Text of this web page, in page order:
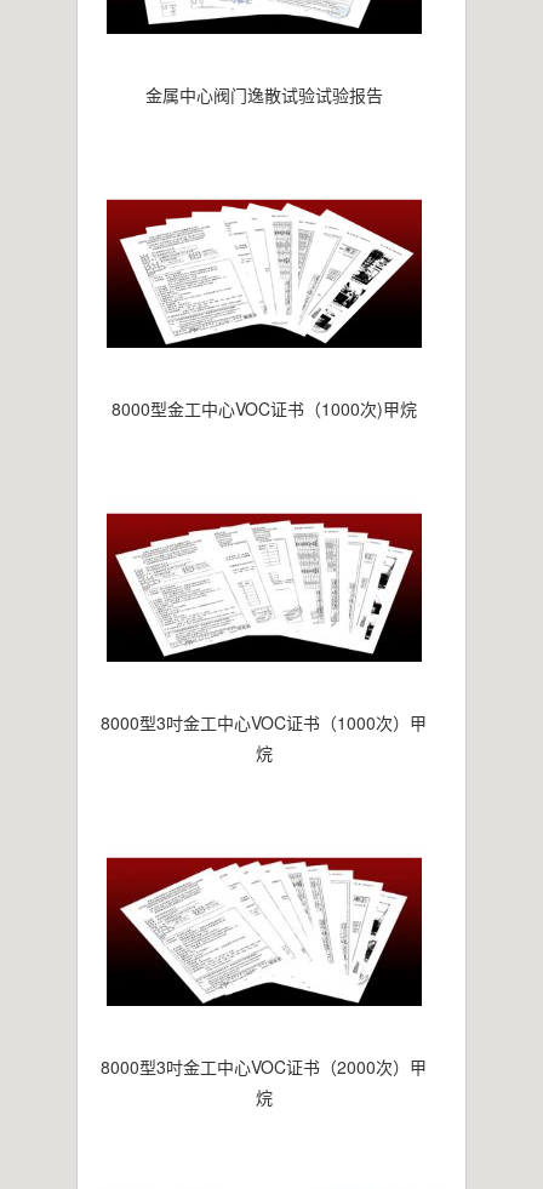
金属中心阀门逸散试验试验报告
8000型金工中心VOC证书（1000次)甲烷
8000型3吋金工中心VOC证书（1000次）甲
烷
8000型3吋金工中心VOC证书（2000次）甲
烷